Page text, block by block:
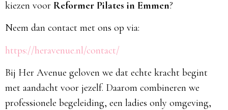
kiezen voor Reformer Pilates in Emmen?
Neem dan contact met ons op via:
https://heravenue.nl/contact/
Bij Her Avenue geloven we dat echte kracht begint
met aandacht voor jezelf. Daarom combineren we
professionele begeleiding, een ladies only omgeving,